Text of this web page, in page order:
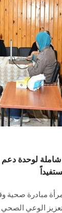
شاملة لوحدة
مبادرة صحية
الوعي